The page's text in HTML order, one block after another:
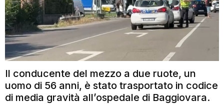
Il conducente del mezzo a due ruote, un
uomo di 56 anni, è stato trasportato in codice
di media gravità all’ospedale di Baggiovara.